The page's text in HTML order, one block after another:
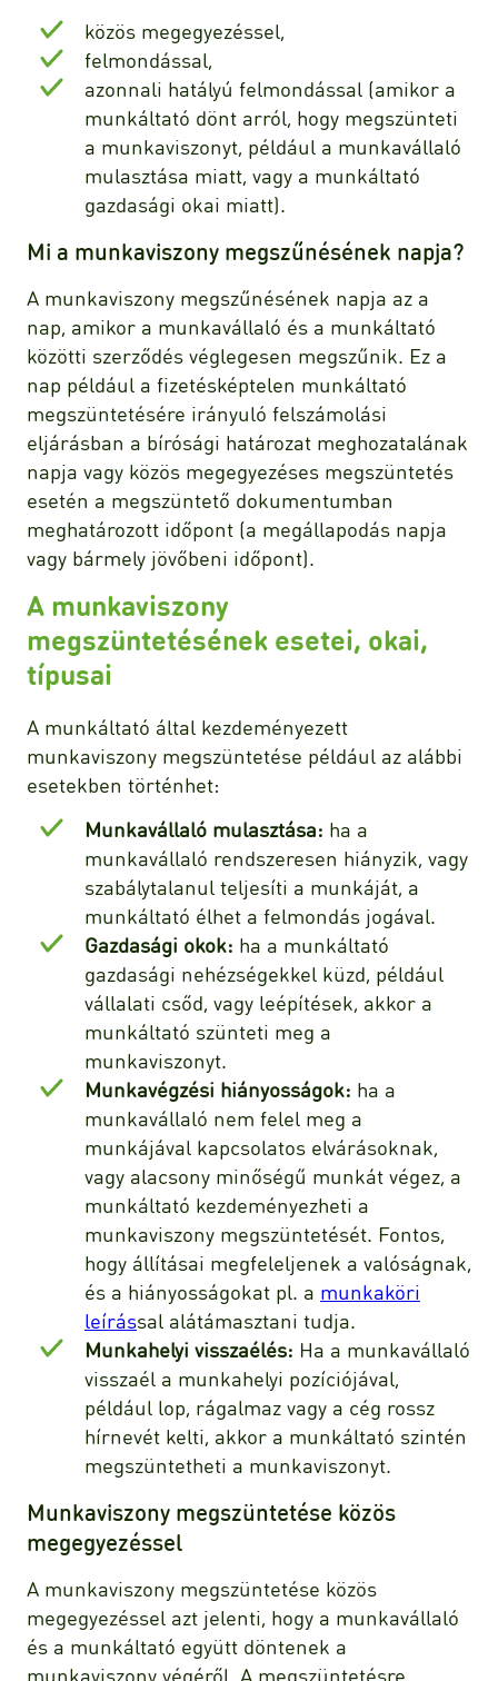
közös megegyezéssel,
felmondással,
azonnali hatályú felmondással (amikor a
munkáltató dönt arról, hogy megszünteti
a munkaviszonyt, például a munkavállaló
mulasztása miatt, vagy a munkáltató
gazdasági okai miatt).
Mi a munkaviszony megszűnésének napja?
A munkaviszony megszűnésének napja az a
nap, amikor a munkavállaló és a munkáltató
közötti szerződés véglegesen megszűnik. Ez a
nap például a fizetésképtelen munkáltató
megszüntetésére irányuló felszámolási
eljárásban a bírósági határozat meghozatalának
napja vagy közös megegyezéses megszüntetés
esetén a megszüntető dokumentumban
meghatározott időpont (a megállapodás napja
vagy bármely jövőbeni időpont).
A munkaviszony
megszüntetésének esetei, okai,
típusai
A munkáltató által kezdeményezett
munkaviszony megszüntetése például az alábbi
esetekben történhet:
Munkavállaló mulasztása: ha a
munkavállaló rendszeresen hiányzik, vagy
szabálytalanul teljesíti a munkáját, a
munkáltató élhet a felmondás jogával.
Gazdasági okok: ha a munkáltató
gazdasági nehézségekkel küzd, például
vállalati csőd, vagy leépítések, akkor a
munkáltató szünteti meg a
munkaviszonyt.
Munkavégzési hiányosságok: ha a
munkavállaló nem felel meg a
munkájával kapcsolatos elvárásoknak,
vagy alacsony minőségű munkát végez, a
munkáltató kezdeményezheti a
munkaviszony megszüntetését. Fontos,
hogy állításai megfeleljenek a valóságnak,
és a hiányosságokat pl. a munkaköri
leírással alátámasztani tudja.
Munkahelyi visszaélés: Ha a munkavállaló
visszaél a munkahelyi pozíciójával,
például lop, rágalmaz vagy a cég rossz
hírnevét kelti, akkor a munkáltató szintén
megszüntetheti a munkaviszonyt.
Munkaviszony megszüntetése közös
megegyezéssel
A munkaviszony megszüntetése közös
megegyezéssel azt jelenti, hogy a munkavállaló
és a munkáltató együtt döntenek a
munkaviszony végéről. A megszüntetésre